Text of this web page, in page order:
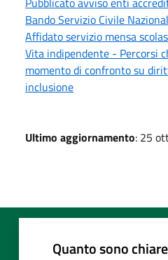
Bando Servizio Civile
Affidato servizio mensa
Vita indipendente - Percorsi
momento di confronto su
inclusione
Ultimo aggiornamento: 25
Quanto sono